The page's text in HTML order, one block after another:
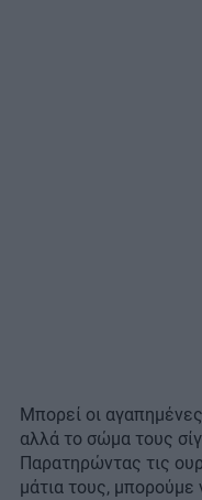
Μπορεί οι
αλλά το σώμα τους
Παρατηρώντας τις
μάτια τους,